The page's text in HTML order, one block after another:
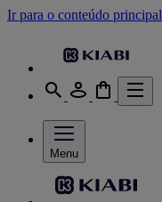
Ir para o conteúdo principal
Menu